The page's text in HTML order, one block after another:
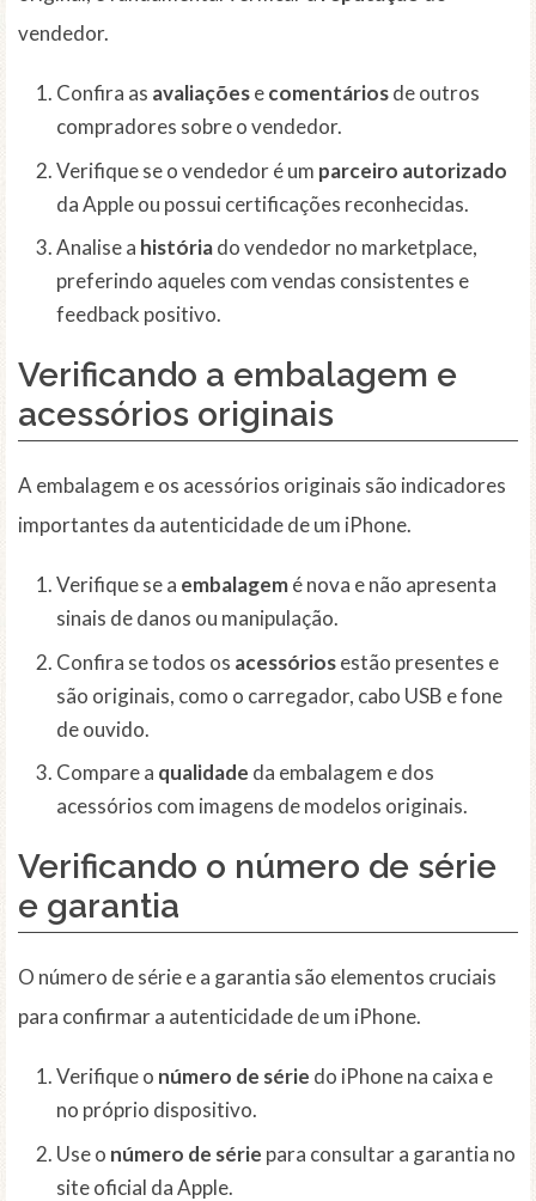
vendedor.
Confira as avaliaçõesecomentáriosde outros
compradores sobre o vendedor.
Verifique se o vendedor é um parceiro autorizado
da Apple ou possui certificações reconhecidas.
Analise a históriado vendedor no marketplace,
preferindo aqueles com vendas consistentes e
feedback positivo.
Verificando a embalagem e
acessórios originais
A embalagem e os acessórios originais são indicadores
importantes da autenticidade de um iPhone.
Verifique se a embalagemé nova e não apresenta
sinais de danos ou manipulação.
Confira se todos os acessóriosestão presentes e
são originais, como o carregador, cabo USB e fone
de ouvido.
Compare a qualidade da embalagem e dos
acessórios com imagens de modelos originais.
Verificando o número de série
e garantia
O número de série e a garantia são elementos cruciais
para confirmar a autenticidade de um iPhone.
Verifique o número de série do iPhone na caixa e
no próprio dispositivo.
Use o número de série para consultar a garantia no
site oficial da Apple.